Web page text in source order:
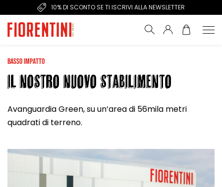
10% DI SCONTO SE TI ISCRIVI ALLA NEWSLETTER
BASSO IMPATTO
IL NOSTRO NUOVO STABILIMENTO
Avanguardia Green, su un’area di 56mila metri
quadrati di terreno.